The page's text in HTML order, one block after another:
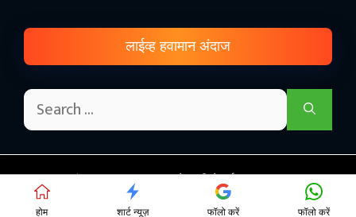
लाईव्ह हवामान अंदाज
© हवामान अंदाज महाराष्ट्र 2026 - शेतकरी सेवार्थ.! • Proudly Hosted
onThis Cloud Hosting
होम शार्ट न्यूज़ फॉलो करें फॉलो करें